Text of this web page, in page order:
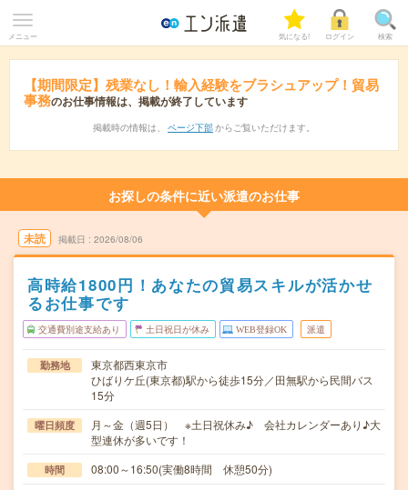
メニュー 気になる! ログイン 検索
【期間限定】残業なし！輸入経験をブラシュアップ！貿易
事務のお仕事情報は、掲載が終了しています
掲載時の情報は、 ページ下部 からご覧いただけます。
お探しの条件に近い派遣のお仕事
未読 掲載日 2026/08/06
高時給1800円！あなたの貿易スキルが活かせ
るお仕事です
交通費別途支給あり 土日祝日が休み WEB登録OK 派遣
勤務地
東京都西東京市
ひばりケ丘(東京都)駅から徒歩15分／田無駅から民間バス
15分
曜日頻度
月～金（週5日） ※土日祝休み♪ 会社カレンダーあり♪大
型連休が多いです！
時間 08:00～16:50(実働8時間 休憩50分)